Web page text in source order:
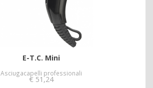
E-T.C. Mini
Asciugacapelli professionali
€ 51,24